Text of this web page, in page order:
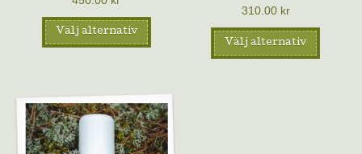
Välj alternativ
310.00 kr
Välj alternativ